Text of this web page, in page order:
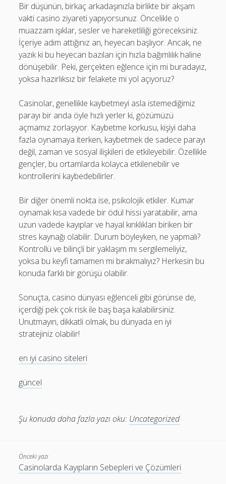
Bir düşünün, birkaç arkadaşınızla birlikte bir akşam
vakti casino ziyareti yapıyorsunuz. Öncelikle o
muazzam ışıklar, sesler ve hareketliliği göreceksiniz.
İçeriye adım attığınız an, heyecan başlıyor. Ancak, ne
yazık ki bu heyecan bazıları için hızla bağımlılık haline
dönüşebilir. Peki, gerçekten eğlence için mi buradayız,
yoksa hazırlıksız bir felakete mi yol açıyoruz?
Casinolar, genellikle kaybetmeyi asla istemediğimiz
parayı bir anda öyle hızlı yerler ki, gözümüzü
açmamız zorlaşıyor. Kaybetme korkusu, kişiyi daha
fazla oynamaya iterken, kaybetmek de sadece parayı
değil, zaman ve sosyal ilişkileri de etkileyebilir. Özellikle
gençler, bu ortamlarda kolayca etkilenebilir ve
kontrollerini kaybedebilirler.
Bir diğer önemli nokta ise, psikolojik etkiler. Kumar
oynamak kısa vadede bir ödül hissi yaratabilir, ama
uzun vadede kayıplar ve hayal kırıklıkları biriken bir
stres kaynağı olabilir. Durum böyleyken, ne yapmalı?
Kontrollü ve bilinçli bir yaklaşım mı sergilemeliyiz,
yoksa bu keyfi tamamen mi bırakmalıyız? Herkesin bu
konuda farklı bir görüşü olabilir.
Sonuçta, casino dünyası eğlenceli gibi görünse de,
içerdiği pek çok risk ile baş başa kalabilirsiniz.
Unutmayın, dikkatli olmak, bu dünyada en iyi
stratejiniz olabilir!
en iyi casino siteleri
güncel
Şu konuda daha fazla yazı oku: Uncategorized
Önceki yazı
Casinolarda Kayıpların Sebepleri ve Çözümleri